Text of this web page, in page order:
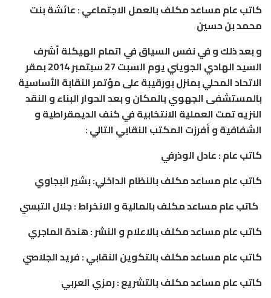
كاتبعاممساعدمكلفبالعملالاجتماعي:عائشةبنت
محمدبنحسين
وبعدذلكوفينفسالسياقفياتمامالهيكلةأشرف
السيدالهاديالجوينييومالسبت سبتمبر
بمقر
الاتحادالمحليبمنزلبورقيبةعلىمؤتمرالنقابةالأساسية
بالمستشفىالجهويبالمكانوبعدالحوارالبناءوالنقد
النزيهتمتالعمليةالانتخابيةفيكنفالديمقراطيةو
الشفافيةوأفرزتالمكتبالنقابيالتالي:
كاتبعام:عادلالوذرفي
كاتبعاممساعدمكلفبالنظامالداخلي:بشيرالبجاوي
كاتبعاممساعدمكلفبالماليةوالانخراط:جلالالتبسي
كاتبعاممساعدمكلفبالاعلاموالنشر:هندةالماجري
كاتبعاممساعدمكلفبالتكوينالنقابي:فريدالجلاصي
كاتبعاممساعدمكلفبالتشريع:رمزيالعربي